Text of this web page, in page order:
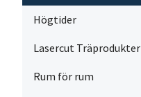
Högtider
Lasercut Träprodukter
Rum för rum